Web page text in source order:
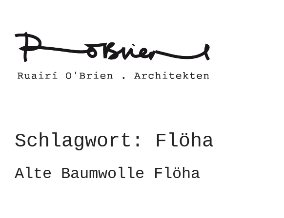
content
Schlagwort: Flöha
Alte Baumwolle Flöha